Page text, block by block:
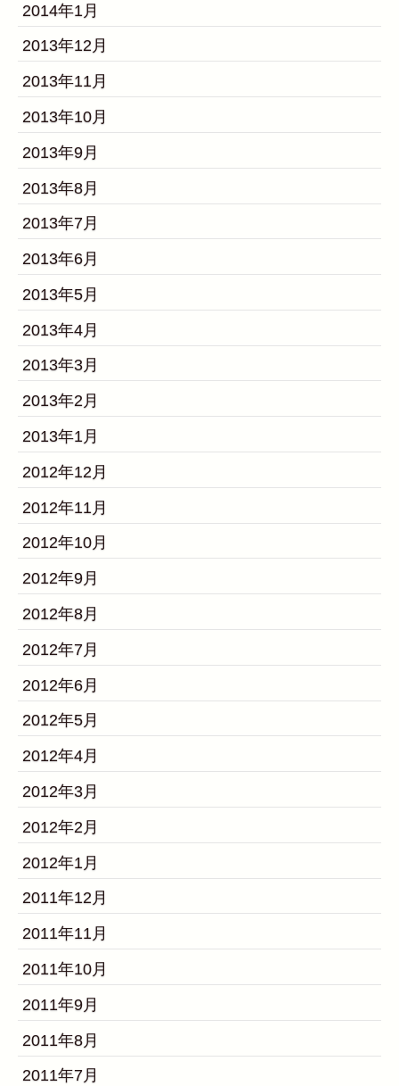
2014年1月
2013年12月
2013年11月
2013年10月
2013年9月
2013年8月
2013年7月
2013年6月
2013年5月
2013年4月
2013年3月
2013年2月
2013年1月
2012年12月
2012年11月
2012年10月
2012年9月
2012年8月
2012年7月
2012年6月
2012年5月
2012年4月
2012年3月
2012年2月
2012年1月
2011年12月
2011年11月
2011年10月
2011年9月
2011年8月
2011年7月